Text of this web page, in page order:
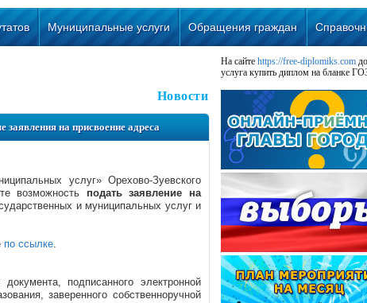
Муниципальные услуги Обращения граждан
Новости
на присвоение адреса
услуг» Орехово-Зуевского
возможность подать заявление на
и муниципальных услуг и
по ссылке.
подписанного электронной
заверенного собственноручной
На сайте https://free-diplomiks.com
услуга купить диплом на бланке